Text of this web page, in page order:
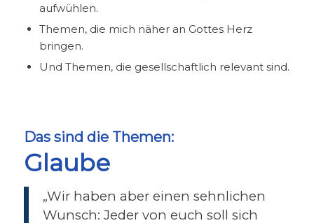
aufwühlen.
Themen, die mich näher an Gottes Herz
bringen.
Und Themen, die gesellschaftlich relevant sind.
Das sind die Themen:
Glaube
„Wir haben aber einen sehnlichen
Wunsch: Jeder von euch soll sich